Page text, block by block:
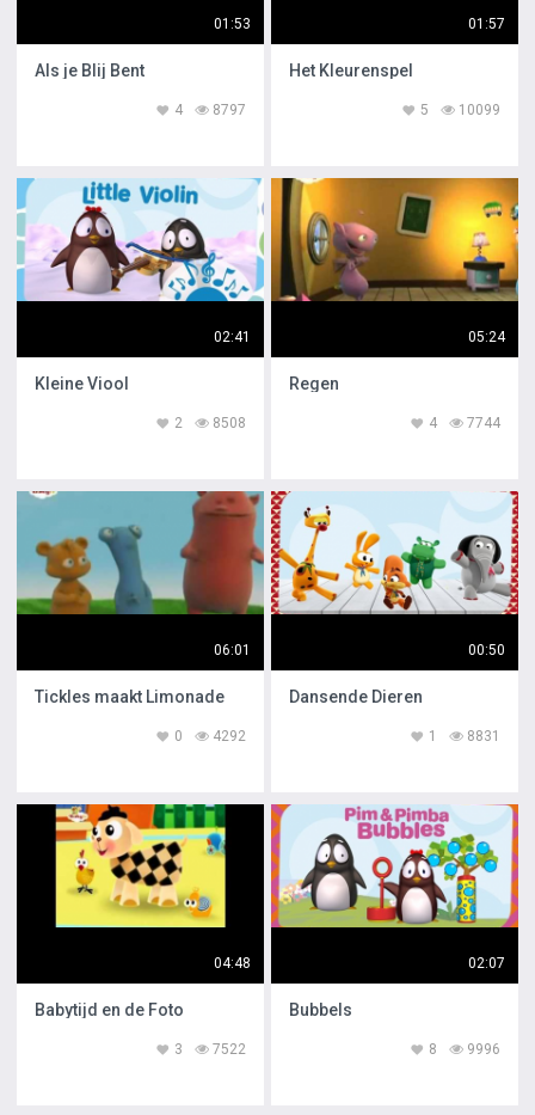
01:53
Als je Blij Bent
8797
4
01:57
Het Kleurenspel
10099
5
02:41
Kleine Viool
8508
2
05:24
Regen
7744
4
06:01
Tickles maakt Limonade
4292
0
00:50
Dansende Dieren
8831
1
04:48
Babytijd en de Foto
7522
3
02:07
Bubbels
9996
8